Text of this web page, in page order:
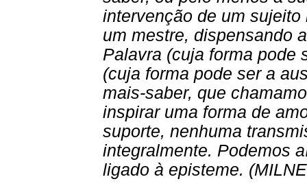
intervenção de um
um mestre, dispensando
Palavra (cuja forma pode
(cuja forma pode ser a
mais-saber, que
inspirar uma forma de
suporte, nenhuma
integralmente. Podemos
ligado à episteme.